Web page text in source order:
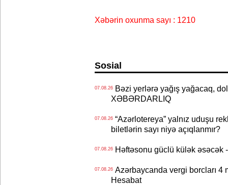
Xəbərin oxunma sayı : 1210
Sosial
07.08.26Bəzi yerlərə yağış yağacaq,
XƏBƏRDARLIQ
07.08.26“Azərlotereya” yalnız uduşu
biletlərin sayı niyə açıqlanmır?
07.08.26Həftəsonu güclü külək əsəcək
07.08.26Azərbaycanda vergi borcları 4
Hesabat